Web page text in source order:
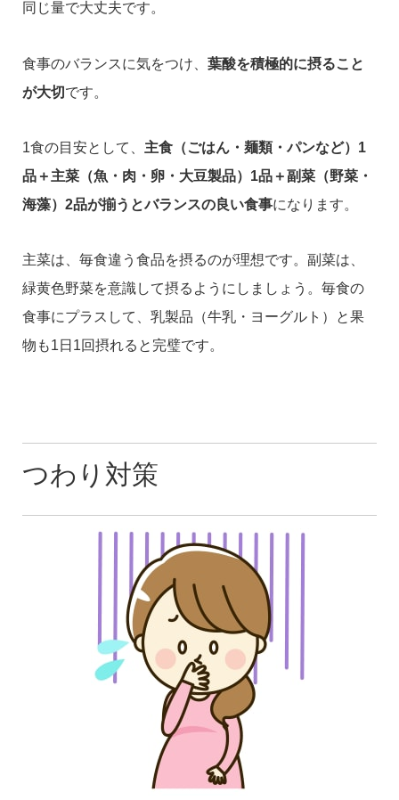
同じ量で大丈夫です。
食事のバランスに気をつけ、 葉酸を積極的に摂ること
が大切 です。
1食の目安として、 主食（ごはん・麺類・パンなど）1
品＋主菜（魚・肉・卵・大豆製品）1品＋副菜（野菜・
海藻）2品が揃うとバランスの良い食事になります。
主菜は、毎食違う食品を摂るのが理想です。副菜は、
緑黄色野菜を意識して摂るようにしましょう。毎食の
食事にプラスして、乳製品（牛乳・ヨーグルト）と果
物も1日1回摂れると完璧です。
つわり対策